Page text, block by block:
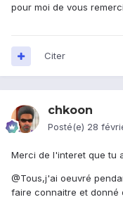
pour moi de vous
Citer
chkoon
Posté(e) 28
Merci de l'interet que tu
@Tous,j'ai oeuvré
faire connaitre et donné